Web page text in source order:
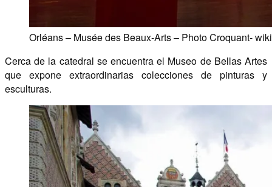
Orléans – Musée des Beaux-Arts – Photo Croquant-
Cerca de la catedral se encuentra el Museo de Bellas Artes
que expone extraordinarias colecciones de pinturas y
esculturas.